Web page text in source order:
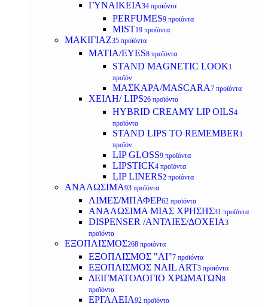
ΓΥΝΑΙΚΕΙΑ34 προϊόντα
PERFUMES9 προϊόντα
MIST19 προϊόντα
ΜΑΚΙΓΙΑΖ35 προϊόντα
ΜΑΤΙΑ/EYES8 προϊόντα
STAND MAGNETIC LOOK1
προϊόν
ΜΑΣΚΑΡΑ/MASCARA7 προϊόντα
ΧΕΙΛΗ/ LIPS26 προϊόντα
HYBRID CREAMY LIP OILS4
προϊόντα
STAND LIPS TO REMEMBER 1
προϊόν
LIP GLOSS9 προϊόντα
LIPSTICK4 προϊόντα
LIP LINERS2 προϊόντα
ΑΝΑΛΩΣΙΜΑ93 προϊόντα
ΛΙΜΕΣ/ΜΠΑΦΕΡ62 προϊόντα
ΑΝΑΛΩΣΙΜΑ ΜΙΑΣ ΧΡΗΣΗΣ31 προϊόντα
DISPENSER /ΑΝΤΛΙΕΣ/ΔΟΧΕΙΑ3
προϊόντα
ΕΞΟΠΛΙΣΜΟΣ268 προϊόντα
ΕΞΟΠΛΙΣΜΟΣ "AI"7 προϊόντα
ΕΞΟΠΛΙΣΜΟΣ NAIL ART3 προϊόντα
ΔΕΙΓΜΑΤΟΛΟΓΙΟ ΧΡΩΜΑΤΩΝ8
προϊόντα
ΕΡΓΑΛΕΙΑ92 προϊόντα